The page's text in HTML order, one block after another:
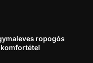
ropogós